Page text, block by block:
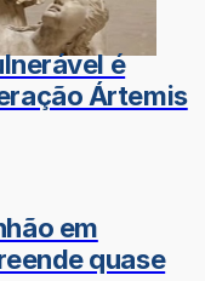
é
Ártemis
em
quase